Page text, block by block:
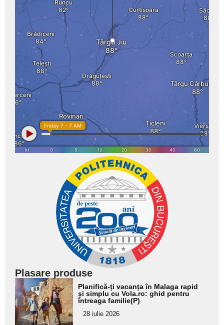
Plasare produse
Adaugă
aici textul
pentru
subtitlu
Planifică-ți vacanța în Malaga rapid
și simplu cu Vola.ro: ghid pentru
întreaga familie(P)
28 iulie 2026